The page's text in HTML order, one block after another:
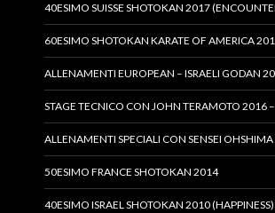
40ESIMO SUISSE SHOTOKAN 2017
60ESIMO SHOTOKAN KARATE OF AMERICA
ALLENAMENTI EUROPEAN – ISRAELI GODAN
STAGE TECNICO CON JOHN TERAMOTO 2016
ALLENAMENTI SPECIALI CON SENSEI
50ESIMO FRANCE SHOTOKAN 2014
40ESIMO ISRAEL SHOTOKAN 2010 (HAPPINESS)